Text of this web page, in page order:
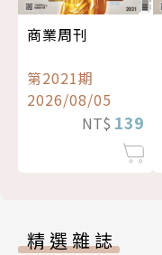
商業周刊
第2021期
2026/08/05
NT$ 139
精選雜誌